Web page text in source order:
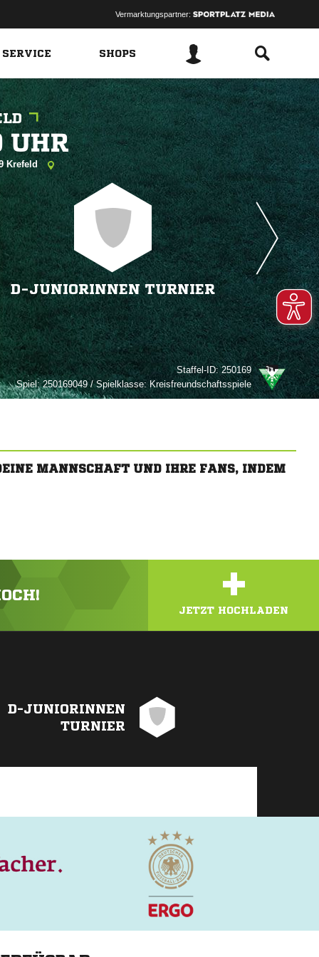
Vermarktungspartner:
SHOPS

Krefeld
D-JUNIORINNEN TURNIER
Staffel-ID:250169
Spiel:250169049 / Spielklasse: Kreisfreundschaftsspiele
MANNSCHAFT UND IHRE FANS, INDEM
+
JETZT HOCHLADEN
D-JUNIORINNEN
TURNIER